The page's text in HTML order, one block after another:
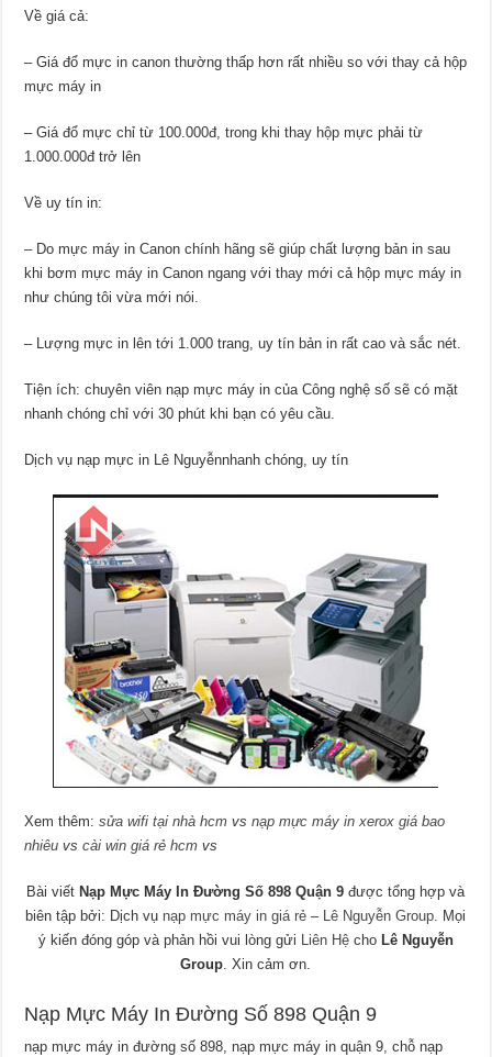
Về giá cả:
– Giá đổ mực in canon thường thấp hơn rất nhiều so với thay cả hộp
mực máy in
– Giá đổ mực chỉ từ 100.000đ, trong khi thay hộp mực phải từ
1.000.000đ trở lên
Về uy tín in:
– Do mực máy in Canon chính hãng sẽ giúp chất lượng bản in sau
khi bơm mực máy in Canon ngang với thay mới cả hộp mực máy in
như chúng tôi vừa mới nói.
– Lượng mực in lên tới 1.000 trang, uy tín bản in rất cao và sắc nét.
Tiện ích: chuyên viên nạp mực máy in của Công nghệ số sẽ có mặt
nhanh chóng chỉ với 30 phút khi bạn có yêu cầu.
Dịch vụ nạp mực in Lê Nguyễnnhanh chóng, uy tín
Xem thêm:sửa wifi tại nhà hcm vsnạp mực máy in xerox giá bao
nhiêu vscài win giá rẻ hcm vs
Bài viết Nạp Mực Máy In Đường Số 898 Quận 9được tổng hợp và
biên tập bởi: Dịch vụ nạp mực máy in giá rẻ – Lê Nguyễn Group. Mọi
ý kiến đóng góp và phản hồi vui lòng gửi Liên Hệcho Lê Nguyễn
Group. Xin cảm ơn.
Nạp Mực Máy In Đường Số 898 Quận 9
nạp mực máy in đường số 898, nạp mực máy in quận 9, chỗ nạp